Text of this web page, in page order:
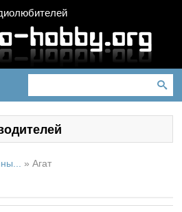
» Агат